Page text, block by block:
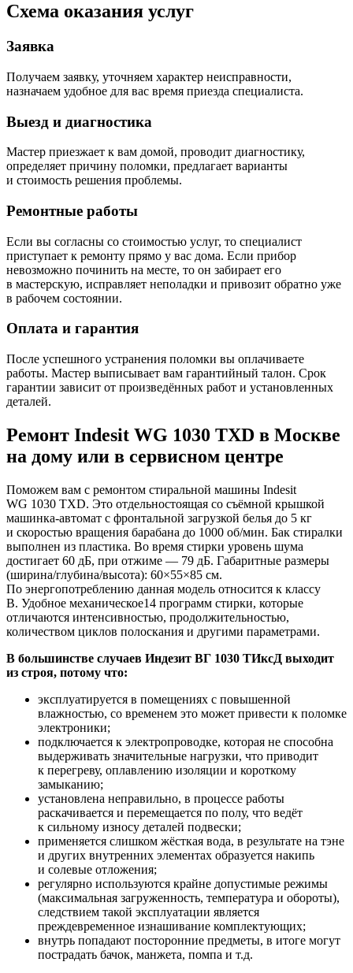
Схема оказания услуг
Заявка
Получаем заявку, уточняем характер неисправности,
назначаем удобное для вас время приезда специалиста.
Выезд и диагностика
Мастер приезжает к вам домой, проводит диагностику,
определяет причину поломки, предлагает варианты
и стоимость решения проблемы.
Ремонтные работы
Если вы согласны со стоимостью услуг, то специалист
приступает к ремонту прямо у вас дома. Если прибор
невозможно починить на месте, то он забирает его
в мастерскую, исправляет неполадки и привозит обратно уже
в рабочем состоянии.
Оплата и гарантия
После успешного устранения поломки вы оплачиваете
работы. Мастер выписывает вам гарантийный талон. Срок
гарантии зависит от произведённых работ и установленных
деталей.
Ремонт Indesit WG 1030 TXD в Москве
на дому или в сервисном центре
Поможем вам с ремонтом стиральной машины Indesit
WG 1030 TXD. Это отдельностоящая со съёмной крышкой
машинка-автомат с фронтальной загрузкой белья до 5 кг
и скоростью вращения барабана до 1000 об/мин. Бак стиралки
выполнен из пластика. Во время стирки уровень шума
достигает 60 дБ, при отжиме — 79 дБ. Габаритные размеры
(ширина/глубина/высота): 60×55×85 см.
По энергопотреблению данная модель относится к классу
B. Удобное механическое14 программ стирки, которые
отличаются интенсивностью, продолжительностью,
количеством циклов полоскания и другими параметрами.
В большинстве случаев Индезит ВГ 1030 ТИксД выходит
из строя, потому что:
эксплуатируется в помещениях с повышенной
влажностью, со временем это может привести к поломке
электроники;
подключается к электропроводке, которая не способна
выдерживать значительные нагрузки, что приводит
к перегреву, оплавлению изоляции и короткому
замыканию;
установлена неправильно, в процессе работы
раскачивается и перемещается по полу, что ведёт
к сильному износу деталей подвески;
применяется слишком жёсткая вода, в результате на тэне
и других внутренних элементах образуется накипь
и солевые отложения;
регулярно используются крайне допустимые режимы
(максимальная загруженность, температура и обороты),
следствием такой эксплуатации является
преждевременное изнашивание комплектующих;
внутрь попадают посторонние предметы, в итоге могут
пострадать бачок, манжета, помпа и т.д.